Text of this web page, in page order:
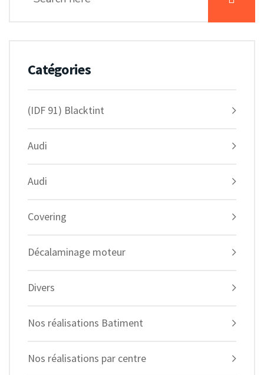
Catégories
(IDF 91) Blacktint
Audi
Audi
Covering
Décalaminage moteur
Divers
Nos réalisations Batiment
Nos réalisations par centre